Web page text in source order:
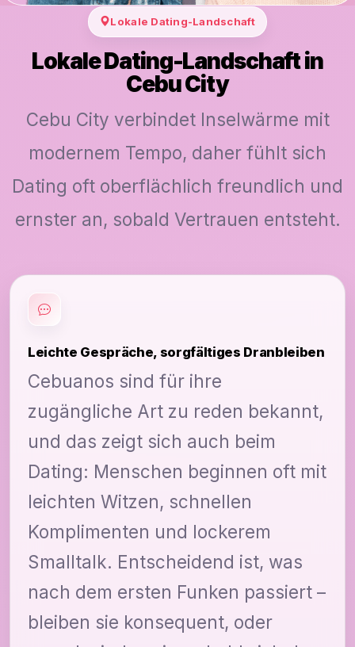
Lokale Dating-Landschaft
Lokale Dating-Landschaft in
Cebu City
Cebu City verbindet Inselwärme mit
modernem Tempo, daher fühlt sich
Dating oft oberflächlich freundlich und
ernster an, sobald Vertrauen entsteht.
Leichte Gespräche, sorgfältiges Dranbleiben
Cebuanos sind für ihre
zugängliche Art zu reden bekannt,
und das zeigt sich auch beim
Dating: Menschen beginnen oft mit
leichten Witzen, schnellen
Komplimenten und lockerem
Smalltalk. Entscheidend ist, was
nach dem ersten Funken passiert –
bleiben sie konsequent, oder